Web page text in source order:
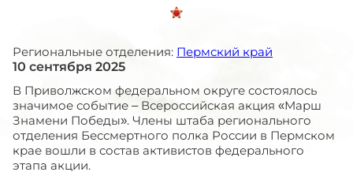
Региональные отделения: Пермский край
10 сентября 2025
В Приволжском федеральном округе состоялось
значимое событие – Всероссийская акция «Марш
Знамени Победы». Члены штаба регионального
отделения Бессмертного полка России в Пермском
крае вошли в состав активистов федерального
этапа акции.